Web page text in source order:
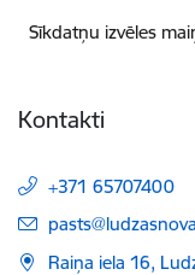
Sīkdatņu izvēles
Kontakti
+371 65707400
E-pasts:
Raiņa iela 16,